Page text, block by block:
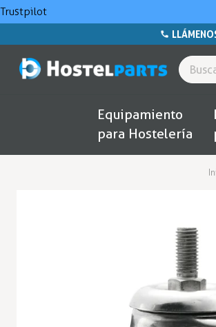
Trustpilot
Equipamiento
para Hostelería